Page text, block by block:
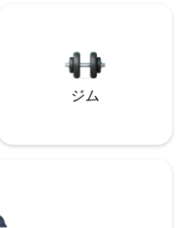
ジム